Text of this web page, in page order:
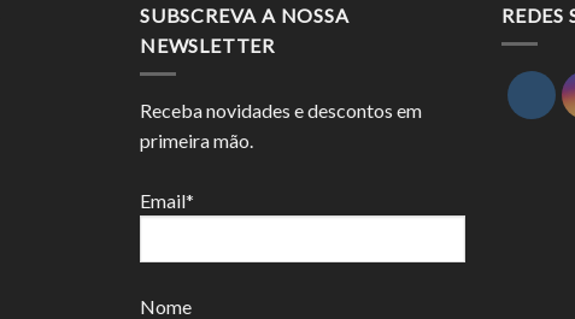
SUBSCREVA A NOSSA
NEWSLETTER
Receba novidades e descontos em
primeira mão.
Email*
Nome
REDES